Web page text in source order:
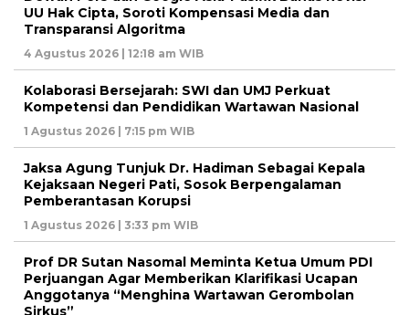
UU Hak Cipta, Soroti Kompensasi Media dan
Transparansi Algoritma
4 Agustus 2026 | 12:18 am WIB
Kolaborasi Bersejarah: SWI dan UMJ Perkuat
Kompetensi dan Pendidikan Wartawan Nasional
1 Agustus 2026 | 7:15 pm WIB
Jaksa Agung Tunjuk Dr. Hadiman Sebagai Kepala
Kejaksaan Negeri Pati, Sosok Berpengalaman
Pemberantasan Korupsi
1 Agustus 2026 | 3:33 pm WIB
Prof DR Sutan Nasomal Meminta Ketua Umum PDI
Perjuangan Agar Memberikan Klarifikasi Ucapan
Anggotanya “Menghina Wartawan Gerombolan
Sirkus”